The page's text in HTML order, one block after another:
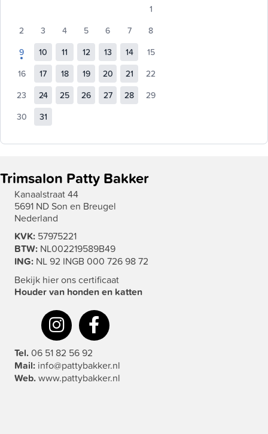
1
2
3 4 5 6 7
8
9
10 11 12 13 14
15
16
17 18 19 20 21
22
23
24 25 26 27 28
29
30
31
Trimsalon Patty Bakker
Kanaalstraat 44
5691 ND Son en Breugel
Nederland
KVK: 57975221
BTW: NL002219589B49
ING: NL 92 INGB 000 726 98 72
Bekijk hier ons certificaat
Houder van honden en katten
Tel.06 51 82 56 92
Mail: info@pattybakker.nl
Web.www.pattybakker.nl